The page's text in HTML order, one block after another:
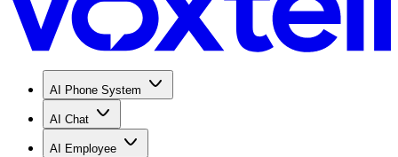
AI Phone System
AI Chat
AI Employee